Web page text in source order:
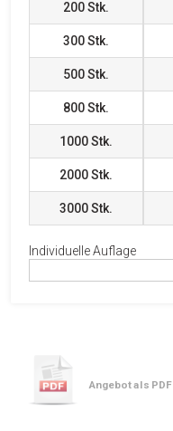
200Stk.
300Stk.
500Stk.
800Stk.
1000Stk.
2000Stk.
3000Stk.
Individuelle Auflage
Angebot als PDF